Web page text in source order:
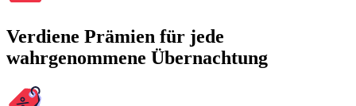
Verdiene Prämien für jede
wahrgenommene Übernachtung